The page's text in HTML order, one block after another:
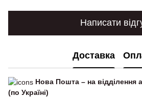
Написати
Доставка
Нова Пошта – на відділення
(по Україні)